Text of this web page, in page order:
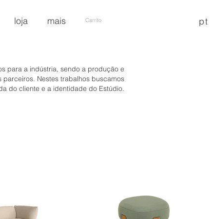
loja mais Carrito pt
para a indústria, sendo a produção e
Nestes trabalhos buscamos
do cliente e a identidade do Estúdio.